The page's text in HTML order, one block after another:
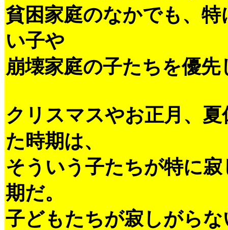
貧困家庭のなかでも、特
い子や
崩壊家庭の子たちを優先
クリスマスやお正月、
た時期は、
そういう子たちが特に
期だ。
子どもたちが寂しがら